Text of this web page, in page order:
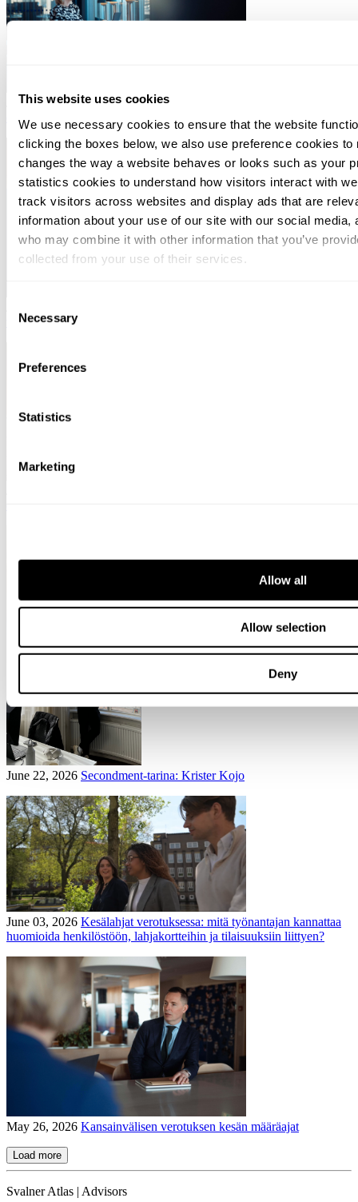
This website uses cookies
We use necessary cookies to ensure that the website
clicking the boxes below, we also use preference cookies
changes the way a website behaves or looks such as your
statistics cookies to understand how visitors interact with
track visitors across websites and display ads that are
information about your use of our site with our social
who may combine it with other information that you’ve
collected from your use of their services.
bottom of the webpage.
Selection
Necessary
Preferences
Statistics
Marketing
Allow all
Allow selection
Deny
July 16, 2026Yritysjärjestelyt: mitä uutta lainvalmistelussa ja
oikeuskäytännössä?
tuoreet ratkaisut tarkoittavat käytännössä?
June 22, 2026 Secondment-tarina: Krister Kojo
June 03, 2026 Kesälahjat verotuksessa: mitä työnantajan kannattaa
huomioida henkilöstöön, lahjakortteihin ja tilaisuuksiin liittyen?
May 26, 2026 Kansainvälisen verotuksen kesän määräajat
Load more
Svalner Atlas | Advisors